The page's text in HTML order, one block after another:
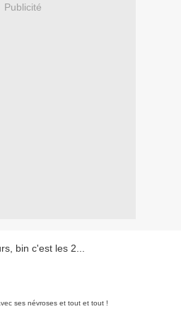
Publicité
bin c'est les 2...
ses névroses et tout et tout !